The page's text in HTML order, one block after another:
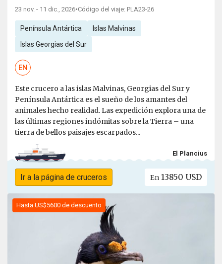
23 nov. - 11 dic., 2026•Código del viaje: PLA23-26
Península Antártica Islas Malvinas
Islas Georgias del Sur
EN
Este crucero a las islas Malvinas, Georgias del Sur y
Península Antártica es el sueño de los amantes del
animales hecho realidad. Las expedición explora una de
las últimas regiones indómitas sobre la Tierra – una
tierra de bellos paisajes escarpados...
El Plancius
Ir a la página de cruceros En 13850 USD
Hasta US$5600 de descuento